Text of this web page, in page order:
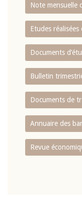
Note mensuelle
Etudes
Documents
Bulletin
Documents de
Annuaire des
Revue